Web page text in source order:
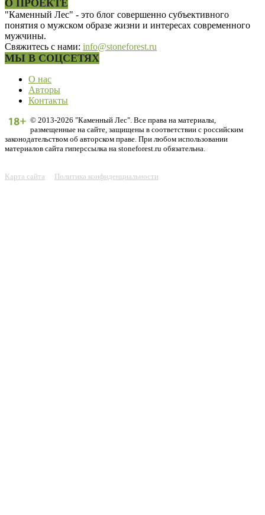
О ПРОЕКТЕ
"Каменный Лес" - это блог совершенно субъективного
понятия о мужском образе жизни и интересах современного
мужчины.
Свяжитесь с нами: info@stoneforest.ru
МЫ В СОЦСЕТЯХ
О нас
Авторы
Контакты
© 2013-2026 "Каменный Лес". Все права на материалы,
размещенные на сайте, защищены в соответствии с российским
законодательством об авторском праве. При любом использовании
материалов сайта гиперссылка на stoneforest.ru обязательна.
Карта сайта Политика конфиденциальности